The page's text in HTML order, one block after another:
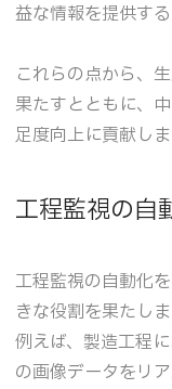
益な情報を提供する
これらの点から、
果たすとともに、
足度向上に貢献しま
工程監視の自
工程監視の自動化
きな役割を果たしま
例えば、製造工程
の画像データをリ